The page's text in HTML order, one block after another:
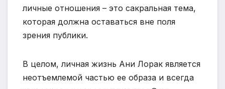
личные отношения – это сакральная тема,
которая должна оставаться вне поля
зрения публики.
В целом, личная жизнь Ани Лорак является
неотъемлемой частью ее образа и всегда